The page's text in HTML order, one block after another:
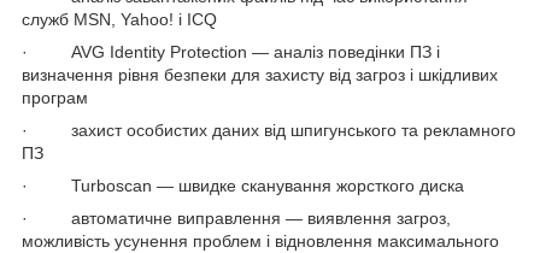
служб MSN, Yahoo! і ICQ
· AVG Identity Protection — аналіз поведінки ПЗ і
визначення рівня безпеки для захисту від загроз і шкідливих
програм
· захист особистих даних від шпигунського та рекламного
ПЗ
· Turboscan — швидке сканування жорсткого диска
· автоматичне виправлення — виявлення загроз,
можливість усунення проблем і відновлення максимального